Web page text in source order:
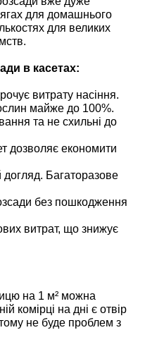
для домашнього
для великих
в касетах:
витрату насіння.
майже до 100%.
та не схильні до
дозволяє економити
догляд. Багаторазове
без пошкодження
витрат, що знижує
на 1 м² можна
комірці на дні є отвір
не буде проблем з
ям и